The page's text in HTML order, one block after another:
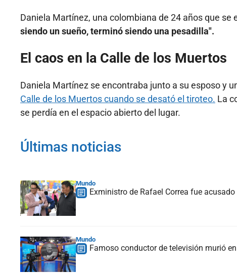
Daniela Martínez, una colombiana de 24 años que
siendo un sueño, terminó siendo una pesadilla".
El caos en la Calle de los Muertos
Daniela Martínez se encontraba junto a su esposo y
Calle de los Muertos cuando se desató el tiroteo. La
se perdía en el espacio abierto del lugar.
Últimas noticias
Mundo
Exministro de Rafael Correa fue
Mundo
Famoso conductor de televisión murió